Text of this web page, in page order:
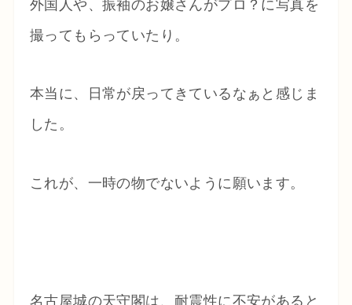
外国人や、振袖のお嬢さんがプロ？に写真を
撮ってもらっていたり。
本当に、日常が戻ってきているなぁと感じま
した。
これが、一時の物でないように願います。
名古屋城の天守閣は、耐震性に不安があると